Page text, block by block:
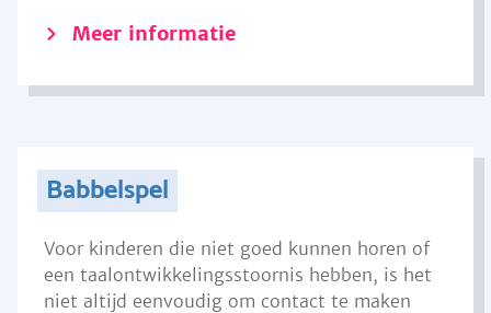
Meer informatie
Babbelspel
Voor kinderen die niet goed kunnen horen of
een taalontwikkelingsstoornis hebben, is het
niet altijd eenvoudig om contact te maken